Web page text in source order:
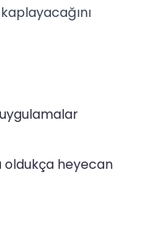
heyecan